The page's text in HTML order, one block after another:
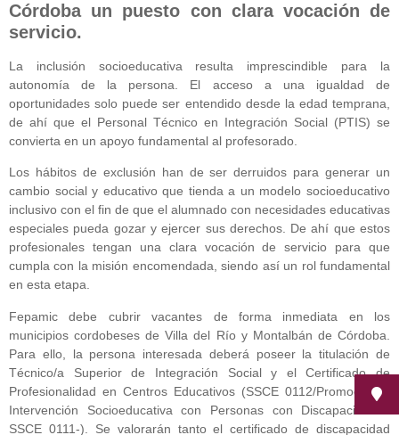
Córdoba un puesto con clara vocación de
servicio.
La inclusión socioeducativa resulta imprescindible para la
autonomía de la persona. El acceso a una igualdad de
oportunidades solo puede ser entendido desde la edad temprana,
de ahí que el Personal Técnico en Integración Social (PTIS) se
convierta en un apoyo fundamental al profesorado.
Los hábitos de exclusión han de ser derruidos para generar un
cambio social y educativo que tienda a un modelo socioeducativo
inclusivo con el fin de que el alumnado con necesidades educativas
especiales pueda gozar y ejercer sus derechos. De ahí que estos
profesionales tengan una clara vocación de servicio para que
cumpla con la misión encomendada, siendo así un rol fundamental
en esta etapa.
Fepamic debe cubrir vacantes de forma inmediata en los
municipios cordobeses de Villa del Río y Montalbán de Córdoba.
Para ello, la persona interesada deberá poseer la titulación de
Técnico/a Superior de Integración Social y el Certificado de
Profesionalidad en Centros Educativos (SSCE 0112/Promoción e
Intervención Socioeducativa con Personas con Discapacidad -
SSCE 0111-). Se valorarán tanto el certificado de discapacidad